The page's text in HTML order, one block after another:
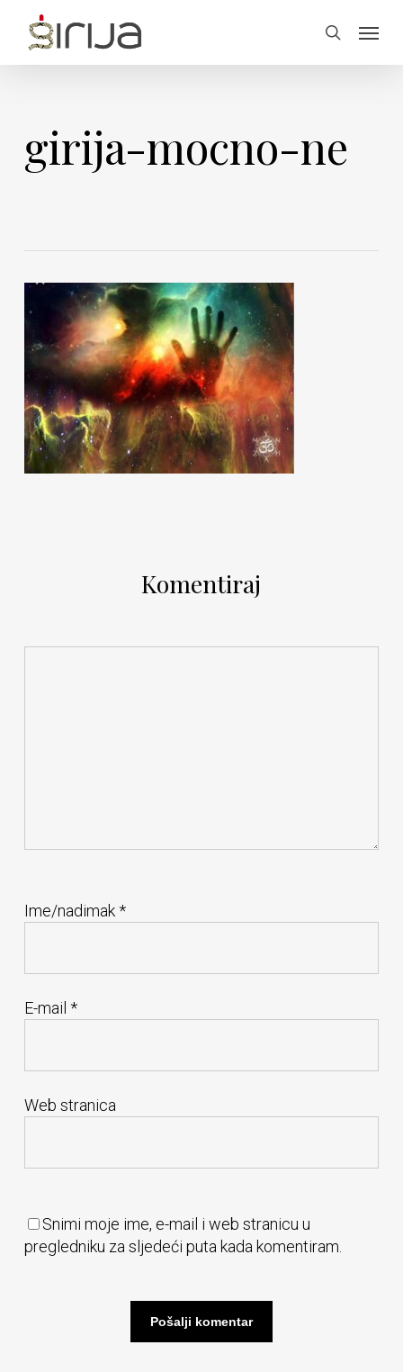
main
search
girija-mocno-ne
Komentiraj
Ime/nadimak*
E-mail *
Web stranica
Snimi moje ime, e-mail i web stranicu u
pregledniku za sljedeći puta kada komentiram.